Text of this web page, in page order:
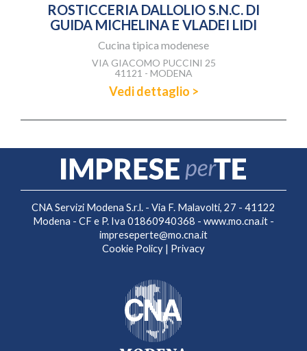
ROSTICCERIA DALLOLIO S.N.C. DI
GUIDA MICHELINA E VLADEI LIDI
Cucina tipica modenese
VIA GIACOMO PUCCINI 25
41121 - MODENA
Vedi dettaglio >
CNA Servizi Modena S.r.l. - Via F. Malavolti, 27 - 41122
Modena - CF e P. Iva 01860940368 - www.mo.cna.it -
impreseperte@mo.cna.it
Cookie Policy | Privacy